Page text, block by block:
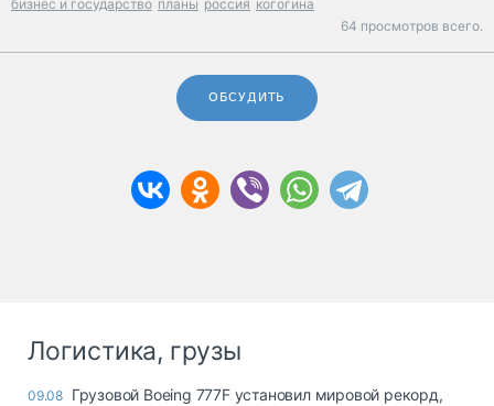
бизнес и государство планы россия когогина
64 просмотров всего.
ОБСУДИТЬ
Логистика, грузы
09.08 Грузовой Boeing 777F установил мировой рекорд,